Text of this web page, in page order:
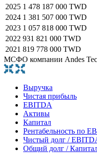
2025 1 478 187 000 TWD
2024 1 381 507 000 TWD
2023 1 057 818 000 TWD
2022 931 821 000 TWD
2021 819 778 000 TWD
МСФО компании Andes
Выручка
Чистая прибыль
EBITDA
Активы
Капитал
Рентабельность по
Чистый долг /
Общий долг /